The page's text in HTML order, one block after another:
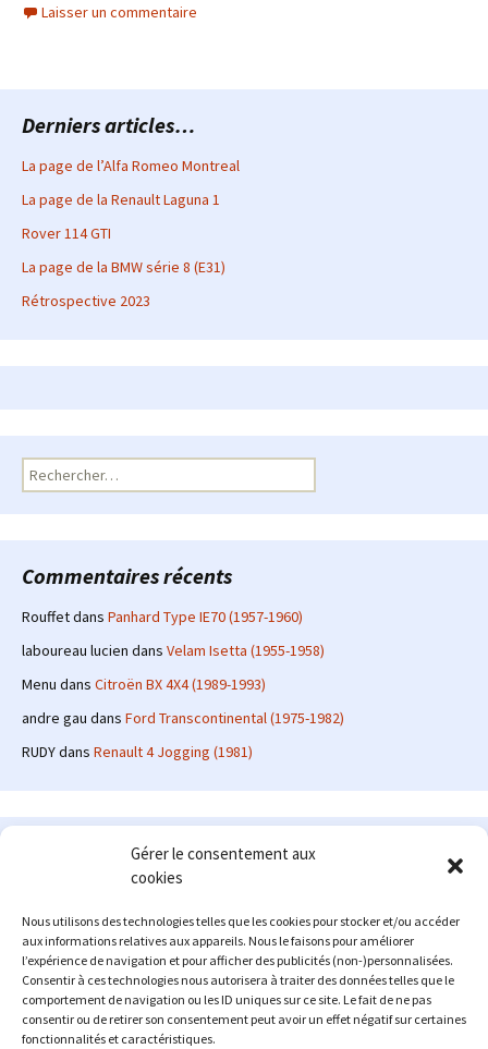
Gérer le consentement aux
cookies
Nous utilisons des technologies telles que les cookies pour stocker et/ou accéder
aux informations relatives aux appareils. Nous le faisons pour améliorer
l’expérience de navigation et pour afficher des publicités (non-)personnalisées.
Consentir à ces technologies nous autorisera à traiter des données telles que le
comportement de navigation ou les ID uniques sur ce site. Le fait de ne pas
consentir ou de retirer son consentement peut avoir un effet négatif sur certaines
fonctionnalités et caractéristiques.
Laisser un commentaire
Derniers articles…
La page de l’Alfa Romeo Montreal
La page de la Renault Laguna 1
Rover 114 GTI
La page de la BMW série 8 (E31)
Rétrospective 2023
Rechercher :
Commentaires récents
Rouffetdans Panhard Type IE70 (1957-1960)
laboureau lucien dans Velam Isetta (1955-1958)
Menu dans Citroën BX 4X4 (1989-1993)
andre gau dans Ford Transcontinental (1975-1982)
RUDYdans Renault 4 Jogging (1981)
Le site en quelques mots
: passionné d'automobile ancienne depuis de
nombreuses années, j'ai commencé à partager ma passion sur
internet à partir de 2009 au travers d'un blog qui a connu un relatif
succès. Fin 2013, je décide de prendre mon autonomie et me lancer
avec mon propre site : l'Automobile Ancienne.
Me contacter : alex(at)lautomobileancienne.com